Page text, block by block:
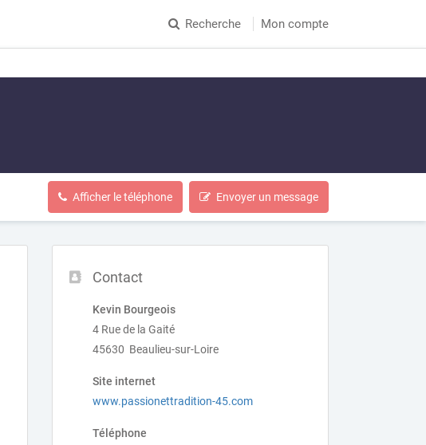
Recherche Mon compte
Afficher le téléphone Envoyer un message
Contact
Kevin Bourgeois
4 Rue de la Gaité
45630 Beaulieu-sur-Loire
Site internet
www.passionettradition-45.com
Téléphone